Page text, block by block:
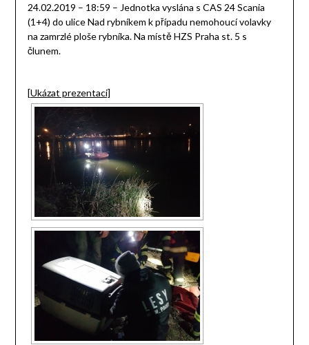
24.02.2019 – 18:59 – Jednotka vyslána s CAS 24 Scania
(1+4) do ulice Nad rybníkem k případu nemohoucí volavky
na zamrzlé ploše rybníka. Na místě HZS Praha st. 5 s
člunem.
[Ukázat prezentaci]